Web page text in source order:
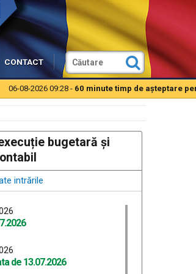
CONTACT
08-2026 09:28 -60 minute timp de aşteptare
bugetară și
intrările
de 13.07.2026